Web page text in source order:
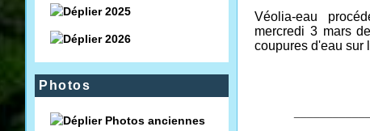
2025
2026
Photos
Photos anciennes
Véolia-eau
mercredi 3 mars
coupures d'eau sur